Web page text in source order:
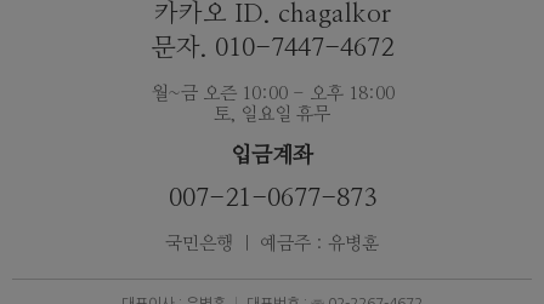
카카오 ID. chagalkor
문자. 010-7447-4672
월~금 오즌 10:00 - 오후 18:00
토, 일요일 휴무
입금계좌
007-21-0677-873
국민은행 ｜ 예금주 : 유병훈